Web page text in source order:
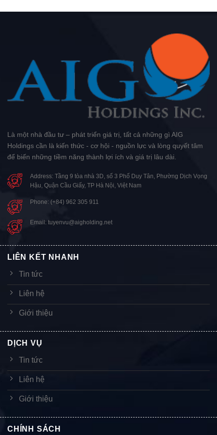
Là một nhà đầu tư – phát triển giá trị, tất cả những gì AIG
Holdings cần là kiến thức - cơ hội - nguồn lực và lòng quyết tâm
để biến những tiềm năng thành lợi ích và giá trị lâu dài.
Address: Tầng 9 tòa nhà 3D, số 3 Phố Duy Tân, Phường Dịch Vọng
Hậu, Quận Cầu Giấy, TP Hà Nội, Việt Nam
Phone: (+84) 962 305 911
Email: tuyenvu@aigholding.net
LIÊN KẾT NHANH
Tin tức
Liên hệ
Giới thiệu
DỊCH VỤ
Tin tức
Liên hệ
Giới thiệu
CHÍNH SÁCH